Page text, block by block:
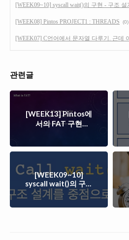
[WEEK08] Pintos PROJECT1 : THREADS (0)
관련글
[WEEK13] Pintos에
서의 FAT 구현
[WEEK09~10]
syscall wait()의 구현
- 구조 설계를 중점으
로 (Pintos